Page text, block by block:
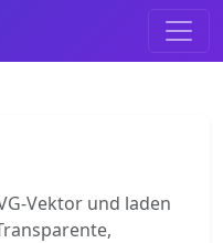
Vektor und laden